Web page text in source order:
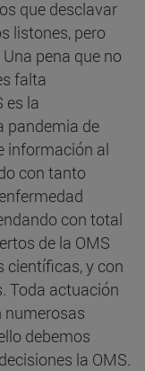
que desclavar
listones, pero
pena que no
falta
es la
pandemia de
información al
con tanto
con total
de la OMS
científicas, y con
Toda actuación
numerosas
debemos
la OMS.